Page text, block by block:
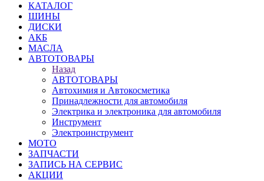
КАТАЛОГ
ШИНЫ
ДИСКИ
АКБ
МАСЛА
АВТОТОВАРЫ
Назад
АВТОТОВАРЫ
Автохимия и Автокосметика
Принадлежности для автомобиля
Электрика и электроника для автомобиля
Инструмент
Электроинструмент
МОТО
ЗАПЧАСТИ
ЗАПИСЬ НА СЕРВИС
АКЦИИ